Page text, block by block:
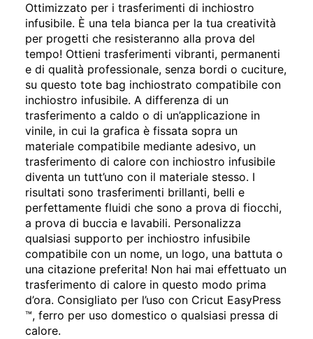
Ottimizzato per i trasferimenti di inchiostro
infusibile. È una tela bianca per la tua creatività
per progetti che resisteranno alla prova del
tempo! Ottieni trasferimenti vibranti, permanenti
e di qualità professionale, senza bordi o cuciture,
su questo tote bag inchiostrato compatibile con
inchiostro infusibile. A differenza di un
trasferimento a caldo o di un’applicazione in
vinile, in cui la grafica è fissata sopra un
materiale compatibile mediante adesivo, un
trasferimento di calore con inchiostro infusibile
diventa un tutt’uno con il materiale stesso. I
risultati sono trasferimenti brillanti, belli e
perfettamente fluidi che sono a prova di fiocchi,
a prova di buccia e lavabili. Personalizza
qualsiasi supporto per inchiostro infusibile
compatibile con un nome, un logo, una battuta o
una citazione preferita! Non hai mai effettuato un
trasferimento di calore in questo modo prima
d’ora. Consigliato per l’uso con Cricut EasyPress
™, ferro per uso domestico o qualsiasi pressa di
calore.